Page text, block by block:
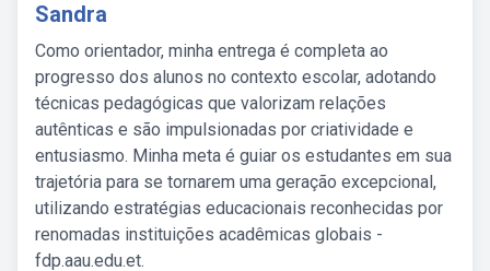
Sandra
Como orientador, minha entrega é completa ao
progresso dos alunos no contexto escolar, adotando
técnicas pedagógicas que valorizam relações
autênticas e são impulsionadas por criatividade e
entusiasmo. Minha meta é guiar os estudantes em sua
trajetória para se tornarem uma geração excepcional,
utilizando estratégias educacionais reconhecidas por
renomadas instituições acadêmicas globais -
fdp.aau.edu.et.